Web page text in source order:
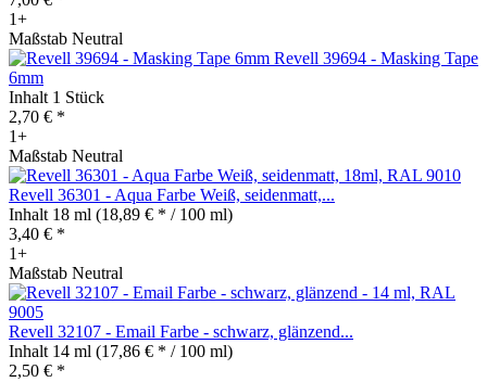
1+
Maßstab Neutral
Revell 39694 - Masking Tape
6mm
Inhalt 1 Stück
2,70 € *
1+
Maßstab Neutral
Revell 36301 - Aqua Farbe Weiß, seidenmatt,...
Inhalt 18 ml (18,89 € * / 100 ml)
3,40 € *
1+
Maßstab Neutral
Revell 32107 - Email Farbe - schwarz, glänzend...
Inhalt 14 ml (17,86 € * / 100 ml)
2,50 € *